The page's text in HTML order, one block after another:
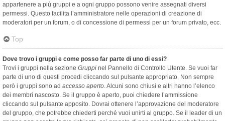
appartenere a più gruppi e a ogni gruppo possono venire assegnati diversi
permessi. Questo facilita l’amministratore nelle operazioni di creazione di
moderatori per un forum, o di concessione di permessi per un forum privato, ecc.
Top
Dove trovo i gruppi e come posso far parte di uno di essi?
Trovi i gruppi nella sezione Gruppi nel Pannello di Controllo Utente. Se vuoi far
parte di uno di questi procedi cliccando sul pulsante appropriato. Non sempre
però i gruppi sono ad accesso aperto. Alcuni sono chiusi e altri hanno l’elenco
dei membri nascosto. Se il gruppo è aperto, puoi chiedere l’ammissione
cliccando sul pulsante apposito. Dovrai ottenere l’approvazione del moderatore
del gruppo, che potrebbe chiederti perché vuoi unirti al gruppo. Se il leader di un